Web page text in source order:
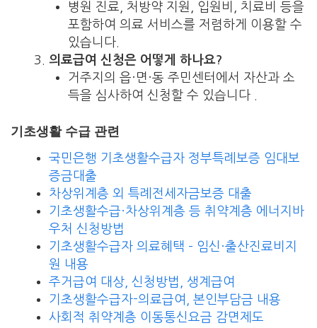
병원 진료, 처방약 지원, 입원비, 치료비 등을
포함하여 의료 서비스를 저렴하게 이용할 수
있습니다.
의료급여 신청은 어떻게 하나요?
거주지의 읍·면·동 주민센터에서 자산과 소
득을 심사하여 신청할 수 있습니다 .
기초생활 수급 관련
국민은행 기초생활수급자 정부특례보증 임대보
증금대출
차상위계층 외 특례전세자금보증 대출
기초생활수급·차상위계층 등 취약계층 에너지바
우처 신청방법
기초생활수급자 의료혜택 – 임신·출산진료비지
원 내용
주거급여 대상, 신청방법, 생계급여
기초생활수급자-의료급여, 본인부담금 내용
사회적 취약계층 이동통신요금 감면제도